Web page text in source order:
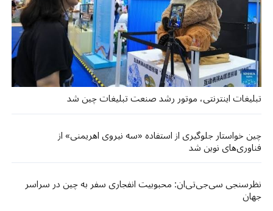
تبلیغات اینترنتی، موتور رشد صنعت تبلیغات چین شد
چین خواستار جلوگیری از استفاده «سه نیروی اهریمنی» از
فناوری‌های نوین شد
نظرسنجی سی‌جی‌تی‌ان: محبوبیت انفجاری سفر به چین در سراسر
جهان